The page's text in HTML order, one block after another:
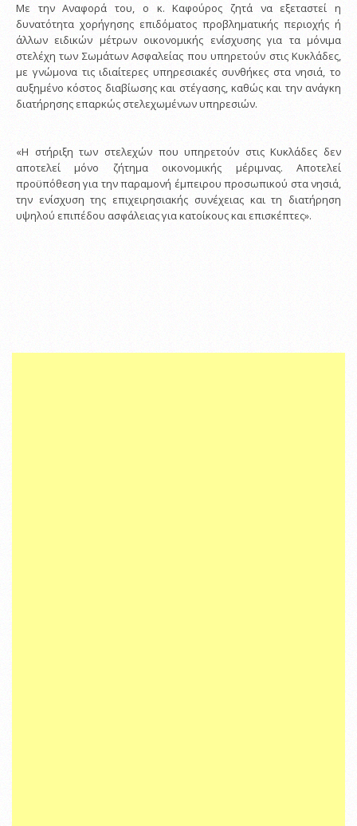
Με την Αναφορά του, ο κ. Καφούρος ζητά να εξεταστεί η
δυνατότητα χορήγησης επιδόματος προβληματικής περιοχής ή
άλλων ειδικών μέτρων οικονομικής ενίσχυσης για τα μόνιμα
στελέχη των Σωμάτων Ασφαλείας που υπηρετούν στις Κυκλάδες,
με γνώμονα τις ιδιαίτερες υπηρεσιακές συνθήκες στα νησιά, το
αυξημένο κόστος διαβίωσης και στέγασης, καθώς και την ανάγκη
διατήρησης επαρκώς στελεχωμένων υπηρεσιών.
«Η στήριξη των στελεχών που υπηρετούν στις Κυκλάδες δεν
αποτελεί μόνο ζήτημα οικονομικής μέριμνας. Αποτελεί
προϋπόθεση για την παραμονή έμπειρου προσωπικού στα νησιά,
την ενίσχυση της επιχειρησιακής συνέχειας και τη διατήρηση
υψηλού επιπέδου ασφάλειας για κατοίκους και επισκέπτες».